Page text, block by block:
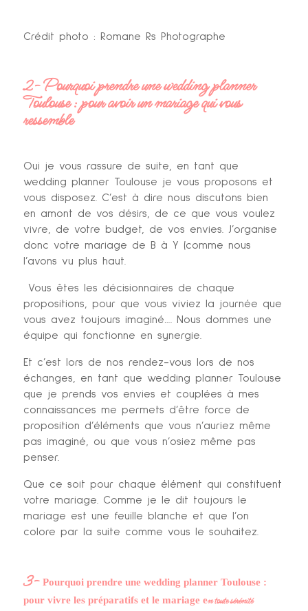
Crédit photo : Romane Rs Photographe
2- Pourquoi prendre une wedding planner
Toulouse : pour avoir un mariage qui vous
ressemble
Oui je vous rassure de suite, en tant que
wedding planner Toulouse je vous proposons et
vous disposez. C’est à dire nous discutons bien
en amont de vos désirs, de ce que vous voulez
vivre, de votre budget, de vos envies. J’organise
donc votre mariage de B à Y (comme nous
l’avons vu plus haut.
Vous êtes les décisionnaires de chaque
propositions, pour que vous viviez la journée que
vous avez toujours imaginé…. Nous dommes une
équipe qui fonctionne en synergie.
Et c’est lors de nos rendez-vous lors de nos
échanges, en tant que wedding planner Toulouse
que je prends vos envies et couplées à mes
connaissances me permets d’être force de
proposition d’éléments que vous n’auriez même
pas imaginé, ou que vous n’osiez même pas
penser.
Que ce soit pour chaque élément qui constituent
votre mariage. Comme je le dit toujours le
mariage est une feuille blanche et que l’on
colore par la suite comme vous le souhaitez.
3- Pourquoi prendre une wedding planner Toulouse :
pour vivre les préparatifs et le mariage en toute sérénité